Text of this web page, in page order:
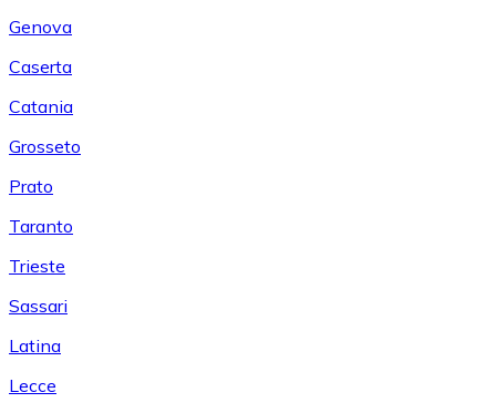
Genova
Caserta
Catania
Grosseto
Prato
Taranto
Trieste
Sassari
Latina
Lecce